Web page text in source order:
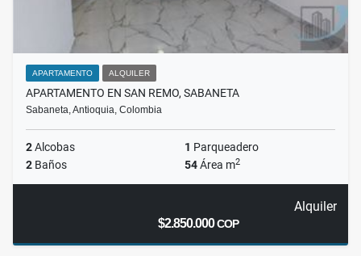
APARTAMENTO ALQUILER
APARTAMENTO EN SAN REMO, SABANETA
Sabaneta, Antioquia, Colombia
2Alcobas 1 Parqueadero
2 Baños 54Área m2
Alquiler
$2.850.000COP